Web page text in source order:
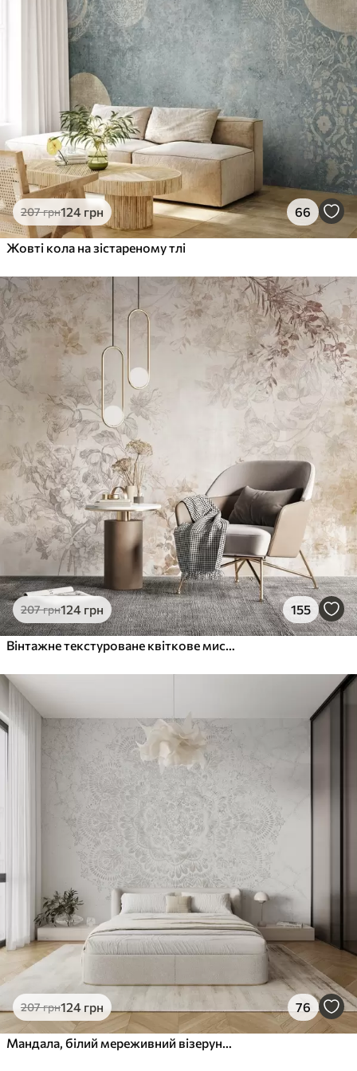
Преміум Вініл
грн/м²
Peel and Stick
1458875грн/м²
207грн124 грн 66
Жовті кола на зістареному тлі
207грн124 грн 155
207грн124 грн 76